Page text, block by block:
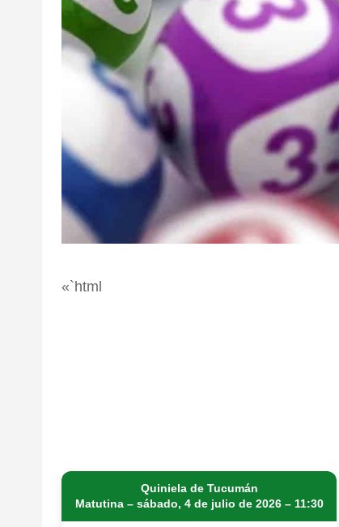
«`html
Quiniela de Tucumán
Matutina – sábado, 4 de julio de 2026 – 11:30